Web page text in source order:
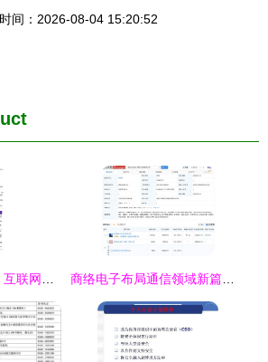
间：2026-08-04 15:20:52